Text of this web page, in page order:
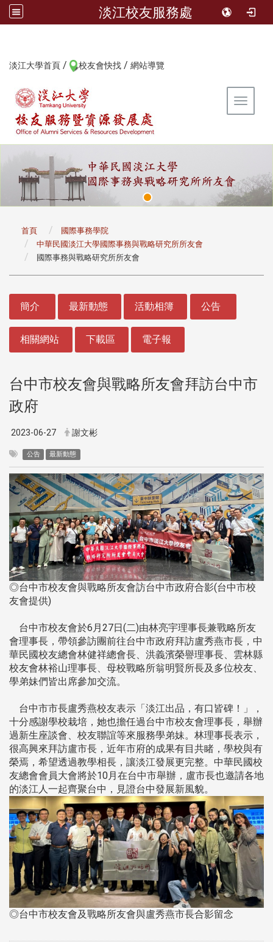
淡江校友服務處
淡江大學首頁 / 校友會快找 / 網站導覽
Toggle
首頁
國際事務學院
中華民國淡江大學國際事務與戰略研究所所友會
國際事務與戰略研究所所友會
簡介 最新動態 活動相簿 公告
相關網站 下載區 電子報
台中市校友會與戰略所友會拜訪台中市
政府
2023-06-27 謝文彬
公告 最新動態
◎台中市校友會與戰略所友會訪台中市政府合影(台中市校
友會提供)
台中市校友會於6月27日(二)由林亮宇理事長兼戰略所友
會理事長，帶領參訪團前往台中市政府拜訪盧秀燕市長，中
華民國校友總會林健祥總會長、洪義濱榮譽理事長、雲林縣
校友會林裕山理事長、母校戰略所翁明賢所長及多位校友、
學弟妹們皆出席參加交流。
台中市市長盧秀燕校友表示「淡江出品，有口皆碑！」，
十分感謝學校栽培，她也擔任過台中市校友會理事長，舉辦
過新生座談會、校友聯誼等來服務學弟妹。林理事長表示，
很高興來拜訪盧市長，近年市府的成果有目共睹，學校與有
榮焉，希望透過教學相長，讓淡江發展更完整。中華民國校
友總會會員大會將於10月在台中市舉辦，盧市長也邀請各地
的淡江人一起齊聚台中，見證台中發展新風貌。
◎台中市校友會及戰略所友會與盧秀燕市長合影留念